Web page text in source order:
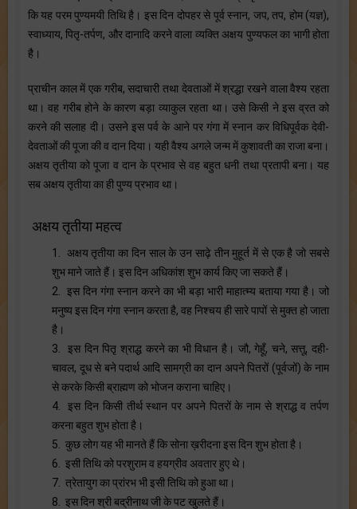
कि यह परम पुण्यमयी तिथि है। इस दिन दोपहर से पूर्व स्नान, जप, तप, होम (यज्ञ),
स्वाध्याय, पितृ-तर्पण, और दानादि करने वाला व्यक्ति अक्षय पुण्यफल का भागी होता
है।
प्राचीन काल में एक गरीब, सदाचारी तथा देवताओं में श्रद्धा रखने वाला वैश्य रहता
था। वह गरीब होने के कारण बड़ा व्याकुल रहता था। उसे किसी ने इस व्रत को
करने की सलाह दी। उसने इस पर्व के आने पर गंगा में स्नान कर विधिपूर्वक देवी-
देवताओं की पूजा की व दान दिया। यही वैश्य अगले जन्म में कुशावती का राजा बना।
अक्षय तृतीया को पूजा व दान के प्रभाव से वह बहुत धनी तथा प्रतापी बना। यह
सब अक्षय तृतीया का ही पुण्य प्रभाव था।
अक्षय तृतीया महत्व
1. अक्षय तृतीया का दिन साल के उन साढ़े तीन मुहूर्त में से एक है जो सबसे
शुभ माने जाते हैं। इस दिन अधिकांश शुभ कार्य किए जा सकते हैं।
2. इस दिन गंगा स्नान करने का भी बड़ा भारी माहात्म्य बताया गया है। जो
मनुष्य इस दिन गंगा स्नान करता है, वह निश्चय ही सारे पापों से मुक्त हो जाता
है।
3. इस दिन पितृ श्राद्ध करने का भी विधान है। जौ, गेहूँ, चने, सत्तू, दही-
चावल, दूध से बने पदार्थ आदि सामग्री का दान अपने पितरों (पूर्वजों) के नाम
से करके किसी ब्राह्मण को भोजन कराना चाहिए।
4. इस दिन किसी तीर्थ स्थान पर अपने पितरों के नाम से श्राद्ध व तर्पण
करना बहुत शुभ होता है।
5. कुछ लोग यह भी मानते हैं कि सोना ख़रीदना इस दिन शुभ होता है।
6. इसी तिथि को परशुराम व हयग्रीव अवतार हुए थे।
7. त्रेतायुग का प्रांरभ भी इसी तिथि को हुआ था।
8. इस दिन श्री बद्रीनाथ जी के पट खुलते हैं।